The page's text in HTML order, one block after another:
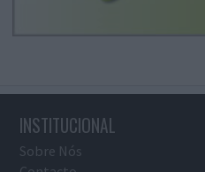
INSTITUCIONAL
Sobre Nós